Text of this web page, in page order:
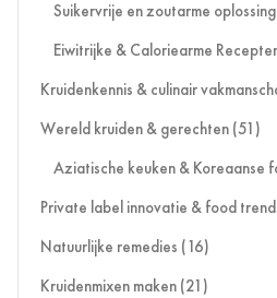
Suikervrije en zoutarme
Eiwitrijke & Caloriearme
Kruidenkennis & culinair
Wereld kruiden & gerechten (51)
Aziatische keuken & Koreaanse
Private label innovatie & food
Natuurlijke remedies (16)
Kruidenmixen maken (21)